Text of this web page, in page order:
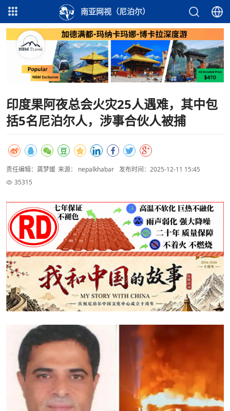
南亚网视（尼泊尔）
印度果阿夜总会火灾25人遇难，其中包
括5名尼泊尔人，涉事合伙人被捕
责任编辑：龚梦媛 来源： nepalkhabar 发布时间：2025-12-11 15:45
35315